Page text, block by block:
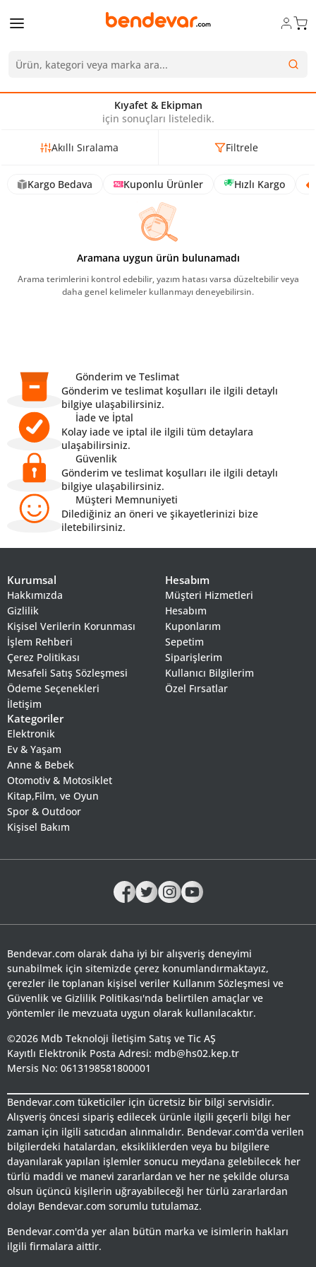
Kıyafet & Ekipman
için sonuçları listeledik.
Akıllı Sıralama Filtrele
Kargo Bedava Kuponlu Ürünler Hızlı Kargo
Aramana uygun ürün bulunamadı
Arama terimlerini kontrol edebilir, yazım hatası varsa düzeltebilir veya
daha genel kelimeler kullanmayı deneyebilirsin.
Gönderim ve Teslimat
Gönderim ve teslimat koşulları ile ilgili detaylı
bilgiye ulaşabilirsiniz.
İade ve İptal
Kolay iade ve iptal ile ilgili tüm detaylara
ulaşabilirsiniz.
Güvenlik
Gönderim ve teslimat koşulları ile ilgili detaylı
bilgiye ulaşabilirsiniz.
Müşteri Memnuniyeti
Dilediğiniz an öneri ve şikayetlerinizi bize
iletebilirsiniz.
Kurumsal
Hakkımızda
Gizlilik
Kişisel Verilerin Korunması
İşlem Rehberi
Çerez Politikası
Mesafeli Satış Sözleşmesi
Ödeme Seçenekleri
İletişim
Hesabım
Müşteri Hizmetleri
Hesabım
Kuponlarım
Sepetim
Siparişlerim
Kullanıcı Bilgilerim
Özel Fırsatlar
Kategoriler
Elektronik
Ev & Yaşam
Anne & Bebek
Otomotiv & Motosiklet
Kitap,Film, ve Oyun
Spor & Outdoor
Kişisel Bakım
Bendevar.com olarak daha iyi bir alışveriş deneyimi
sunabilmek için sitemizde çerez konumlandırmaktayız,
çerezler ile toplanan kişisel veriler Kullanım Sözleşmesi ve
Güvenlik ve Gizlilik Politikası'nda belirtilen amaçlar ve
yöntemler ile mevzuata uygun olarak kullanılacaktır.
©2026 Mdb Teknoloji İletişim Satış ve Tic AŞ
Kayıtlı Elektronik Posta Adresi: mdb@hs02.kep.tr
Mersis No: 0613198581800001
Bendevar.com tüketiciler için ücretsiz bir bilgi servisidir.
Alışveriş öncesi sipariş edilecek ürünle ilgili geçerli bilgi her
zaman için ilgili satıcıdan alınmalıdır. Bendevar.com'da verilen
bilgilerdeki hatalardan, eksikliklerden veya bu bilgilere
dayanılarak yapılan işlemler sonucu meydana gelebilecek her
türlü maddi ve manevi zararlardan ve her ne şekilde olursa
olsun üçüncü kişilerin uğrayabileceği her türlü zararlardan
dolayı Bendevar.com sorumlu tutulamaz.
Bendevar.com'da yer alan bütün marka ve isimlerin hakları
ilgili firmalara aittir.